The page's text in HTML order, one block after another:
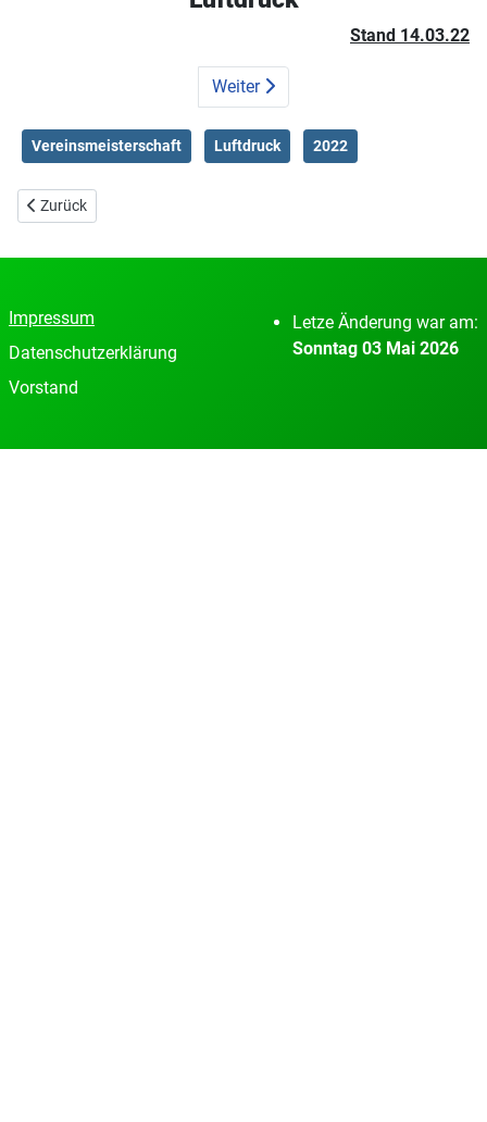
Stand 14.03.22
Weiter
Vereinsmeisterschaft Luftdruck 2022
Vorheriger Beitrag: VM 2022 Feuerwaffen
Zurück
Impressum
Datenschutzerklärung
Vorstand
Letze Änderung war am:
Sonntag 03 Mai 2026